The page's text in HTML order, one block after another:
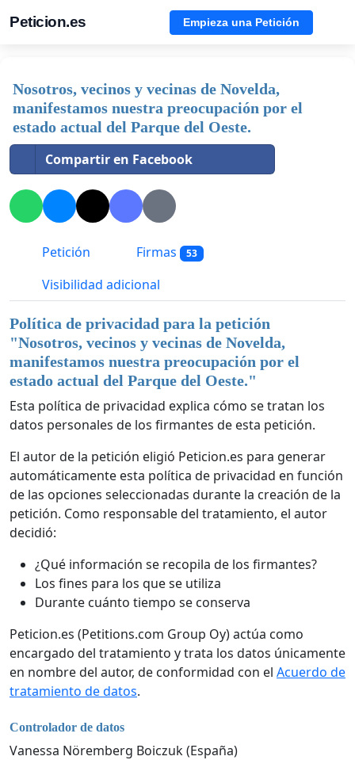
Peticion.es Empieza una Petición
Nosotros, vecinos y vecinas de Novelda,
manifestamos nuestra preocupación por el
estado actual del Parque del Oeste.
Compartir en Facebook
Petición Firmas 53
Visibilidad adicional
Política de privacidad para la petición
"Nosotros, vecinos y vecinas de Novelda,
manifestamos nuestra preocupación por el
estado actual del Parque del Oeste."
Esta política de privacidad explica cómo se tratan los
datos personales de los firmantes de esta petición.
El autor de la petición eligió Peticion.es para generar
automáticamente esta política de privacidad en función
de las opciones seleccionadas durante la creación de la
petición. Como responsable del tratamiento, el autor
decidió:
¿Qué información se recopila de los firmantes?
Los fines para los que se utiliza
Durante cuánto tiempo se conserva
Peticion.es (Petitions.com Group Oy) actúa como
encargado del tratamiento y trata los datos únicamente
en nombre del autor, de conformidad con el Acuerdo de
tratamiento de datos.
Controlador de datos
Vanessa Nöremberg Boiczuk (España)